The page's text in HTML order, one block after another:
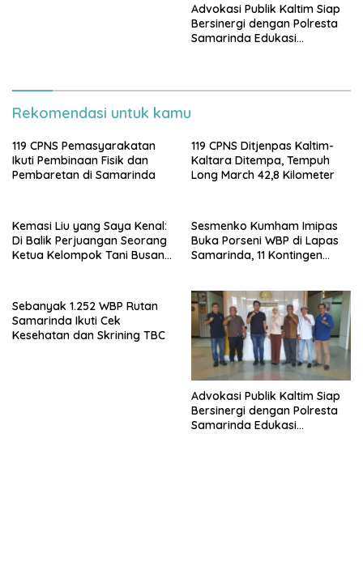
Advokasi Publik Kaltim Siap
Bersinergi dengan Polresta
Samarinda Edukasi
Rekomendasi untuk kamu
119 CPNS Pemasyarakatan
Ikuti Pembinaan Fisik dan
Pembaretan di Samarinda
119 CPNS Ditjenpas Kaltim-
Kaltara Ditempa, Tempuh
Long March 42,8 Kilometer
Kemasi Liu yang Saya Kenal:
Di Balik Perjuangan Seorang
Ketua Kelompok Tani Busang
Sesmenko Kumham Imipas
Buka Porseni WBP di Lapas
Samarinda, 11 Kontingen
Sebanyak 1.252 WBP Rutan
Samarinda Ikuti Cek
Kesehatan dan Skrining TBC
Advokasi Publik Kaltim Siap
Bersinergi dengan Polresta
Samarinda Edukasi